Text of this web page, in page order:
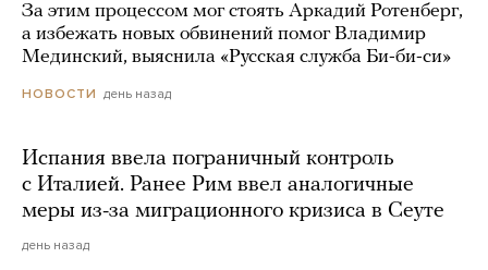
За этим процессом мог стоять Аркадий Ротенберг,
а избежать новых обвинений помог Владимир
Мединский, выяснила «Русская служба Би-би-си»
НОВОСТИ день назад
Испания ввела пограничный контроль
с Италией. Ранее Рим ввел аналогичные
меры из-за миграционного кризиса в Сеуте
день назад